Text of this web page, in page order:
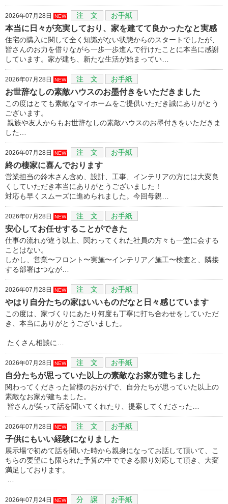
2026年07月28日 NEW 注 文 お手紙
本当に日々が充実しており、家を建てて良かったなと実感
住宅の購入に関して全く知識がない状態からのスタートでしたが、
皆さんのお力を借りながら一歩一歩進んで行けたことに本当に感謝
しています。家が建ち、新たな生活が始まってい…
2026年07月28日 NEW 注 文 お手紙
お世辞なしの素敵ハウスのお墨付きをいただきました
この度はとても素敵なマイホームをご提供いただき誠にありがとう
ございます。
親族や友人からもお世辞なしの素敵ハウスのお墨付きをいただきま
した…
2026年07月28日 NEW 注 文 お手紙
終の棲家に喜んでおります
営業担当の鈴木さん含め、設計、工事、インテリアの方には大変良
くしていただき本当にありがとうございました！
対応も早くスムーズに進められました。今回母親…
2026年07月28日 NEW 注 文 お手紙
安心してお任せすることができた
仕事の流れが違う以上、関わってくれた社員の方々も一堂に会する
ことはない。
しかし、営業〜フロント〜実施〜インテリア／施工〜検査と、隣接
する部署はつなが…
2026年07月28日 NEW 注 文 お手紙
やはり自分たちの家はいいものだなと日々感じています
この度は、家づくりにあたり何度も丁寧に打ち合わせをしていただ
き、本当にありがとうございました。
たくさん相談に…
2026年07月28日 NEW 注 文 お手紙
自分たちが思っていた以上の素敵なお家が建ちました
関わってくださった皆様のおかげで、自分たちが思っていた以上の
素敵なお家が建ちました。
皆さんが笑って話を聞いてくれたり、提案してくださった…
2026年07月28日 NEW 注 文 お手紙
子供にもいい経験になりました
展示場で初めて話を聞いた時から親身になってお話して頂いて、こ
ちらの要望にも限られた予算の中でできる限り対応して頂き、大変
満足しております。
2026年07月24日 NEW 分 譲 お手紙